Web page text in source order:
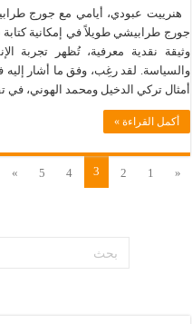
جورج طرابيشي طويلاً في إمكانية كتابة
وثيقة نقدية معرفية، تُظهر تجربة
والسياسة. لقد رغِب، وفق ما أشار إليه
أمثال تركي الدخيل ومحمد الهوني، في
أكمل القراءة »
«
1
2
3
4
5
»